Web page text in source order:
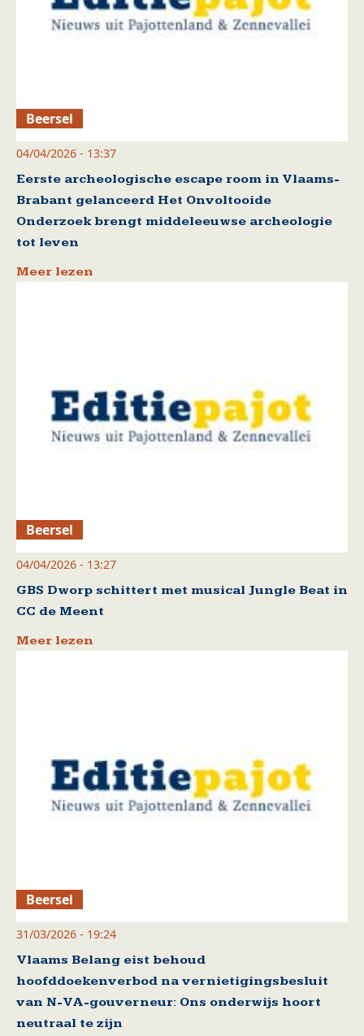
Beersel
04/04/2026 - 13:37
Eerste archeologische escape room in Vlaams-
Brabant gelanceerd Het Onvoltooide
Onderzoek brengt middeleeuwse archeologie
tot leven
Meer lezen
Beersel
04/04/2026 - 13:27
GBS Dworp schittert met musical Jungle Beat in
CC de Meent
Meer lezen
Beersel
31/03/2026 - 19:24
Vlaams Belang eist behoud
hoofddoekenverbod na vernietigingsbesluit
van N-VA-gouverneur: Ons onderwijs hoort
neutraal te zijn